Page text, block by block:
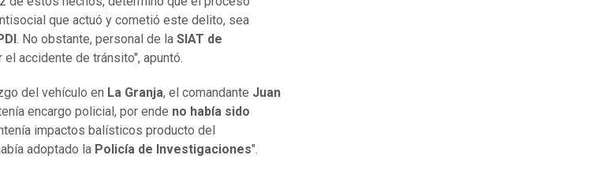
que actuó y cometió este delito, sea
. No obstante, personal de la SIAT de
el accidente de tránsito", apuntó.
del vehículo en La Granja, el comandante Juan
encargo policial, por ende no había sido
impactos balísticos producto del
adoptado la Policía de Investigaciones".